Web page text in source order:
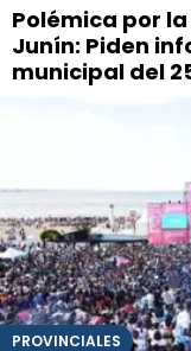
Polémica por
Junín: Piden
municipal del
PROVINCIALES